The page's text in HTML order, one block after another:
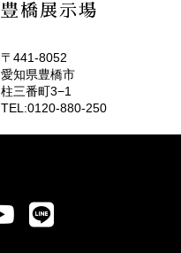
豊橋展示場
〒441-8052
愛知県豊橋市
柱三番町3−1
TEL:0120-880-250